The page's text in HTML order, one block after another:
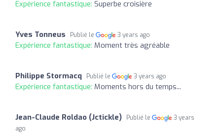
Expérience fantastique: Superbe croisière
Yves Tonneus Publié le 3 years ago
Expérience fantastique: Moment très agréable
Philippe Stormacq Publié le 3 years ago
Expérience fantastique: Moments hors du temps...
Jean-Claude Roldao (Jctickle) Publié le
3 years
ago